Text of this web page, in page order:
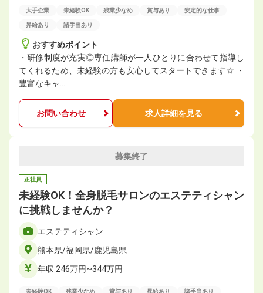
大手企業 未経験OK 残業少なめ 賞与あり 安定的な仕事
昇給あり 諸手当あり
おすすめポイント
・研修制度が充実◎専任講師が一人ひとりに合わせて指導し
てくれるため、未経験の方も安心してスタートできます☆ ・
豊富なキャ…
お問い合わせ 求人詳細を見る
募集終了
正社員
未経験OK！全身脱毛サロンのエステティシャン
に挑戦しませんか？
エステティシャン
熊本県/福岡県/鹿児島県
年収 246万円~344万円
未経験OK 残業少なめ 賞与あり 昇給あり 諸手当あり